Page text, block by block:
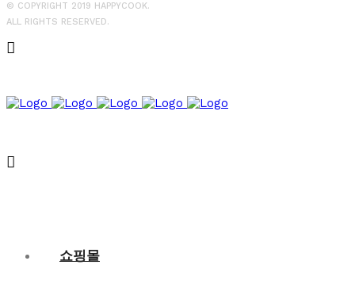
© COPYRIGHT 2019 HAPPYCOOK.
ALL RIGHTS RESERVED.
쇼핑몰